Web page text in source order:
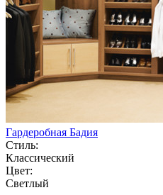
Гардеробная Бадия
Стиль:
Классический
Цвет:
Светлый